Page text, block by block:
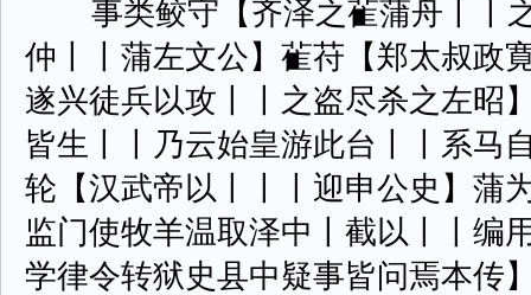
事类鲛守【齐泽之雈蒲舟丨丨
仲丨丨蒲左文公】雈苻【郑太叔政
遂兴徒兵以攻丨丨之盗尽杀之左昭
皆生丨丨乃云始皇游此台丨丨系马
轮【汉武帝以丨丨丨迎申公史】蒲
监门使牧羊温取泽中丨截以丨丨编
学律令转狱史县中疑事皆问焉本传